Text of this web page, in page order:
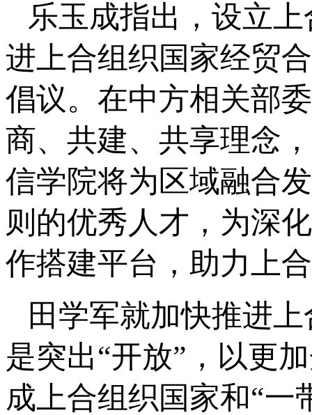
乐玉成指出，设立
进上合组织国家经贸
倡议。在中方相关部
商、共建、共享理念
信学院将为区域融合
则的优秀人才，为深
作搭建平台，助力上
田学军就加快推进
是突出“开放”，以更
成上合组织国家和“一